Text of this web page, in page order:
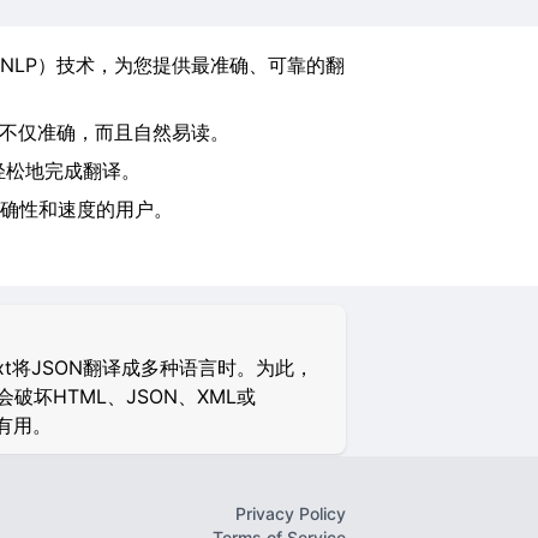
）技术，为您提供最准确、可靠的翻
准确，而且自然易读。
地完成翻译。
性和速度的用户。
JSON翻译成多种语言时。为此，
破坏HTML、JSON、XML或
。
Privacy Policy